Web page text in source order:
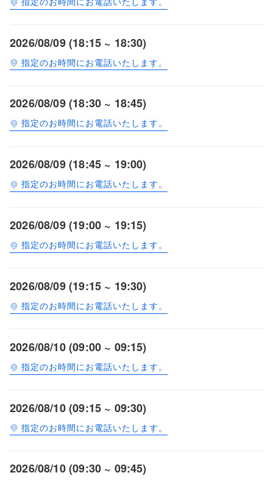
2026/08/09 (18:15 ~ 18:30)
指定のお時間にお電話いたします。
2026/08/09 (18:30 ~ 18:45)
指定のお時間にお電話いたします。
2026/08/09 (18:45 ~ 19:00)
指定のお時間にお電話いたします。
2026/08/09 (19:00 ~ 19:15)
指定のお時間にお電話いたします。
2026/08/09 (19:15 ~ 19:30)
指定のお時間にお電話いたします。
2026/08/10 (09:00 ~ 09:15)
指定のお時間にお電話いたします。
2026/08/10 (09:15 ~ 09:30)
指定のお時間にお電話いたします。
2026/08/10 (09:30 ~ 09:45)